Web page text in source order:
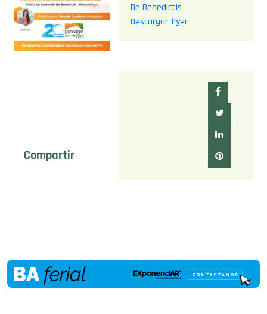
De Benedictis
Descargar flyer
Compartir